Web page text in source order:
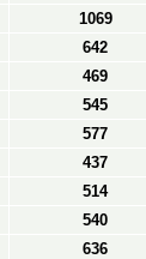
1069
642
469
545
577
437
514
540
636